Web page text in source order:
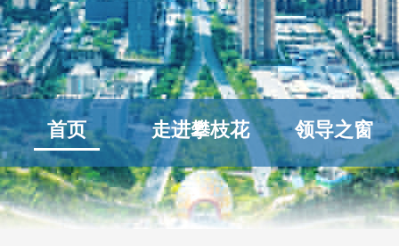
首页 走进攀枝花 领导之窗